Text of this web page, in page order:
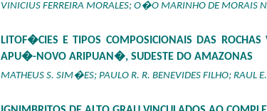
VINICIUS FERREIRA MORALES; O�O MARINHO DE MORAIS
LITOF�CIES E TIPOS COMPOSICIONAIS DAS
APU�-NOVO ARIPUAN�, SUDESTE DO AMAZONAS
MATHEUS S. SIM�ES; PAULO R. R. BENEVIDES FILHO; RAUL